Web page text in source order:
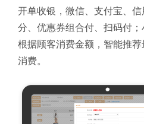
开单收银，微信、支付宝、
分、优惠券组合付、扫码付；
根据顾客消费金额，智能推
消费。